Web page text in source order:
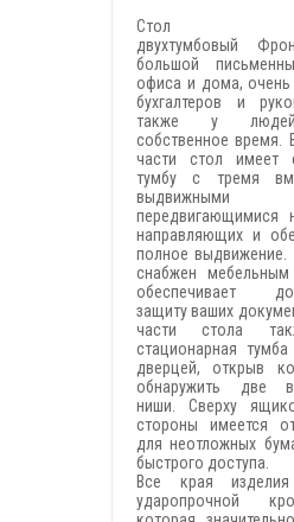
Стол
двухтумбовый
большой
офиса и дома, очень
бухгалтеров и
также у
собственное время.
части стол имеет
тумбу с тремя
выдвижными
передвигающимися
направляющих и
полное выдвижение.
снабжен
обеспечивает
защиту ваших
части стола
стационарная
дверцей, открыв
обнаружить две
ниши. Сверху
стороны имеется
для неотложных
быстрого доступа.
Все края изделия
ударопрочной